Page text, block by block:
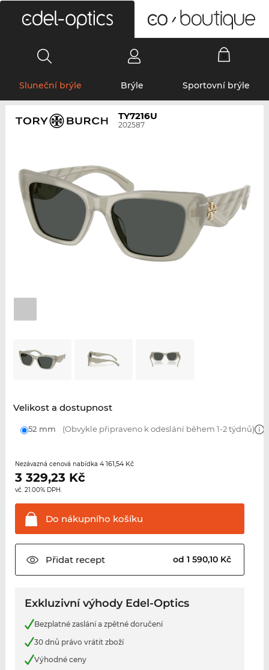
Sluneční brýle Brýle Sportovní brýle
TY7216U
202587
Velikost a dostupnost
52 mm (Obvykle připraveno k odeslání během 1-2 týdnů)
Nezávazná cenová nabídka 4 161,54 Kč
3 329,23 Kč
vč. 21.00% DPH.
Do nákupního košíku
Přidatrecept od 1 590,10 Kč
Exkluzivní výhody Edel-Optics
Bezplatné zaslání a zpětné doručení
30 dnů právo vrátit zboží
Výhodné ceny